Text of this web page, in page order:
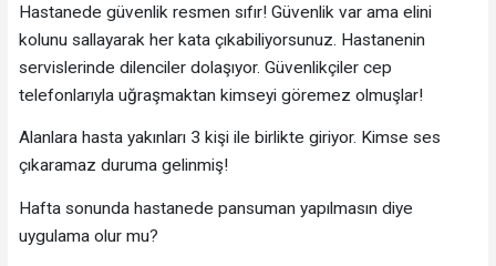
Hastanede güvenlik resmen sıfır! Güvenlik var ama elini
kolunu sallayarak her kata çıkabiliyorsunuz. Hastanenin
servislerinde dilenciler dolaşıyor. Güvenlikçiler cep
telefonlarıyla uğraşmaktan kimseyi göremez olmuşlar!
Alanlara hasta yakınları 3 kişi ile birlikte giriyor. Kimse ses
çıkaramaz duruma gelinmiş!
Hafta sonunda hastanede pansuman yapılmasın diye
uygulama olur mu?